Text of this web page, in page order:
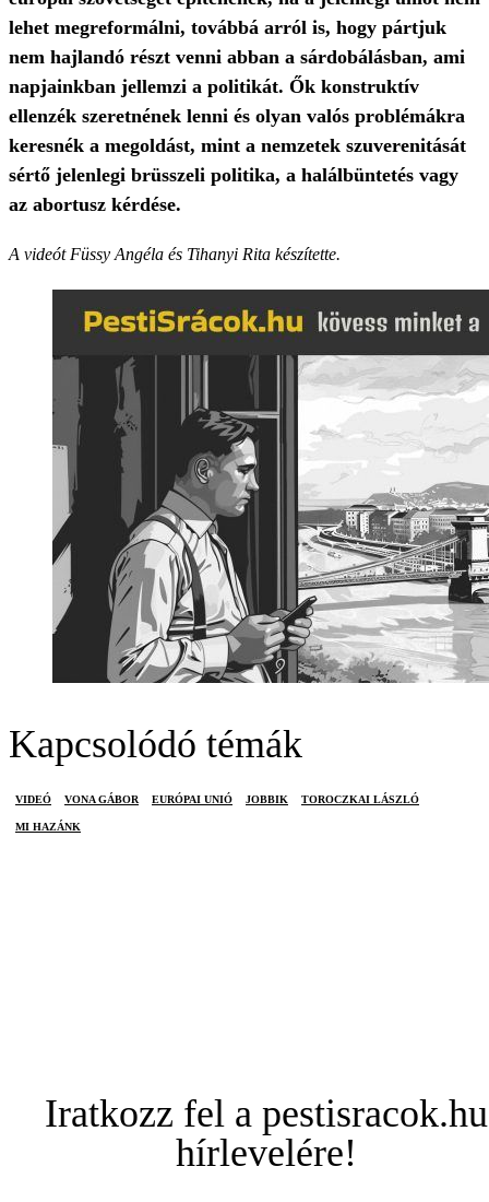
lehet megreformálni, továbbá arról is, hogy pártjuk
nem hajlandó részt venni abban a sárdobálásban, ami
napjainkban jellemzi a politikát. Ők konstruktív
ellenzék szeretnének lenni és olyan valós problémákra
keresnék a megoldást, mint a nemzetek szuverenitását
sértő jelenlegi brüsszeli politika, a halálbüntetés vagy
az abortusz kérdése.
A videót Füssy Angéla és Tihanyi Rita készítette.
Kapcsolódó témák
VIDEÓ VONA GÁBOR EURÓPAI UNIÓ JOBBIK TOROCZKAI LÁSZLÓ
MI HAZÁNK
Iratkozz fel a pestisracok.hu
hírlevelére!